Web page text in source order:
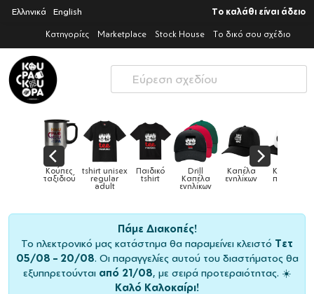
Ελληνικά English Το καλάθι είναι άδειο
Κατηγορίες Marketplace Stock House Το δικό σου σχέδιο
Κούπες
ταξιδιού
tshirt unisex
regular
adult
Παιδικό
tshirt
Drill
Καπέλα
ενηλίκων
Καπέλα
ενηλίκων
Καπέλα
παιδικά
Πάμε Διακοπές!
Το ηλεκτρονικό μας κατάστημα θα παραμείνει κλειστό Τετ
05/08 – 20/08. Οι παραγγελίες αυτού του διαστήματος θα
εξυπηρετούνται από 21/08, με σειρά προτεραιότητας. ☀️
Καλό Καλοκαίρι!